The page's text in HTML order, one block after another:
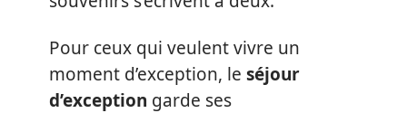
Pour ceux qui veulent vivre un
moment d’exception, le séjour
d’exception garde ses